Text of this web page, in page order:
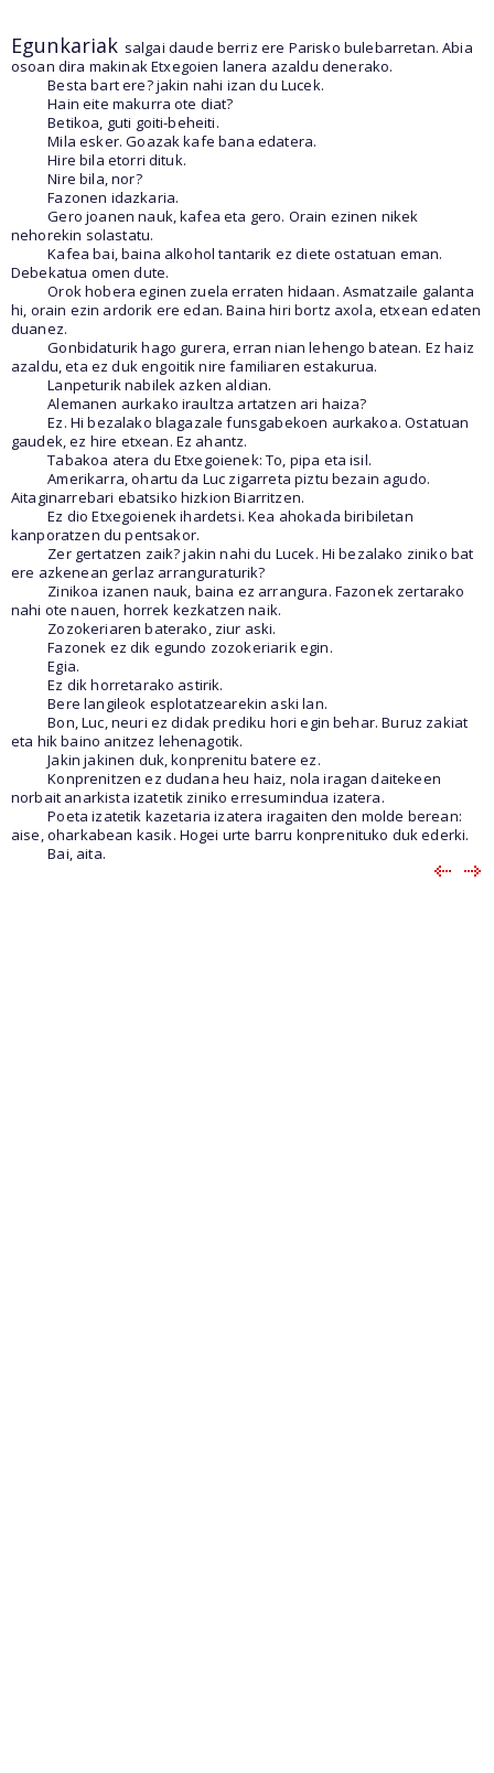
Egunkariak salgai daude berriz ere Parisko bulebarretan. Abia
osoan dira makinak Etxegoien lanera azaldu denerako.
Besta bart ere? jakin nahi izan du Lucek.
Hain eite makurra ote diat?
Betikoa, guti goiti-beheiti.
Mila esker. Goazak kafe bana edatera.
Hire bila etorri dituk.
Nire bila, nor?
Fazonen idazkaria.
Gero joanen nauk, kafea eta gero. Orain ezinen nikek
nehorekin solastatu.
Kafea bai, baina alkohol tantarik ez diete ostatuan eman.
Debekatua omen dute.
Orok hobera eginen zuela erraten hidaan. Asmatzaile galanta
hi, orain ezin ardorik ere edan. Baina hiri bortz axola, etxean edaten
duanez.
Gonbidaturik hago gurera, erran nian lehengo batean. Ez haiz
azaldu, eta ez duk engoitik nire familiaren estakurua.
Lanpeturik nabilek azken aldian.
Alemanen aurkako iraultza artatzen ari haiza?
Ez. Hi bezalako blagazale funsgabekoen aurkakoa. Ostatuan
gaudek, ez hire etxean. Ez ahantz.
Tabakoa atera du Etxegoienek: To, pipa eta isil.
Amerikarra, ohartu da Luc zigarreta piztu bezain agudo.
Aitaginarrebari ebatsiko hizkion Biarritzen.
Ez dio Etxegoienek ihardetsi. Kea ahokada biribiletan
kanporatzen du pentsakor.
Zer gertatzen zaik? jakin nahi du Lucek. Hi bezalako ziniko bat
ere azkenean gerlaz arranguraturik?
Zinikoa izanen nauk, baina ez arrangura. Fazonek zertarako
nahi ote nauen, horrek kezkatzen naik.
Zozokeriaren baterako, ziur aski.
Fazonek ez dik egundo zozokeriarik egin.
Egia.
Ez dik horretarako astirik.
Bere langileok esplotatzearekin aski lan.
Bon, Luc, neuri ez didak prediku hori egin behar. Buruz zakiat
eta hik baino anitzez lehenagotik.
Jakin jakinen duk, konprenitu batere ez.
Konprenitzen ez dudana heu haiz, nola iragan daitekeen
norbait anarkista izatetik ziniko erresumindua izatera.
Poeta izatetik kazetaria izatera iragaiten den molde berean:
aise, oharkabean kasik. Hogei urte barru konprenituko duk ederki.
Bai, aita.